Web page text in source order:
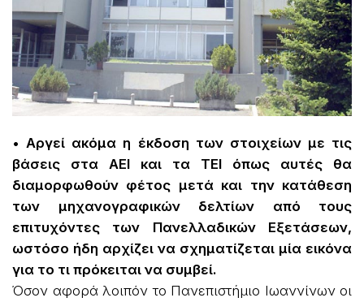
• Αργεί ακόμα η έκδοση των στοιχείων με τις
βάσεις στα ΑΕΙ και τα ΤΕΙ όπως αυτές θα
διαμορφωθούν φέτος μετά και την κατάθεση
των μηχανογραφικών δελτίων από τους
επιτυχόντες των Πανελλαδικών Εξετάσεων,
ωστόσο ήδη αρχίζει να σχηματίζεται μία εικόνα
για το τι πρόκειται να συμβεί.
Όσον αφορά λοιπόν το Πανεπιστήμιο Ιωαννίνων οι